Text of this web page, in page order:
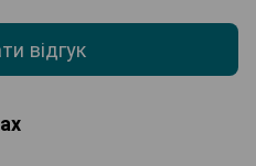
відгук